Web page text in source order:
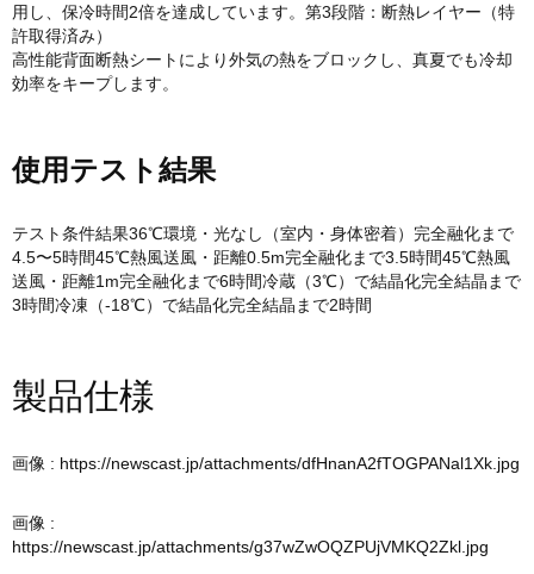
用し、保冷時間2倍を達成しています。第3段階：断熱レイヤー（特
許取得済み）
高性能背面断熱シートにより外気の熱をブロックし、真夏でも冷却
効率をキープします。
使用テスト結果
テスト条件結果36℃環境・光なし（室内・身体密着）完全融化まで
4.5〜5時間45℃熱風送風・距離0.5m完全融化まで3.5時間45℃熱風
送風・距離1m完全融化まで6時間冷蔵（3℃）で結晶化完全結晶まで
3時間冷凍（-18℃）で結晶化完全結晶まで2時間
製品仕様
画像 : https://newscast.jp/attachments/dfHnanA2fTOGPANal1Xk.jpg
画像 :
https://newscast.jp/attachments/g37wZwOQZPUjVMKQ2Zkl.jpg